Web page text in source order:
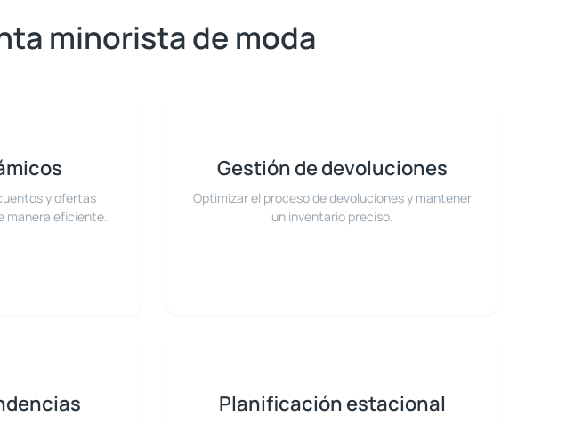
minorista de moda
y ofertas
manera eficiente.
Gestión de devoluciones
Optimizar el proceso de devoluciones y mantener
un inventario preciso.
Planificación estacional